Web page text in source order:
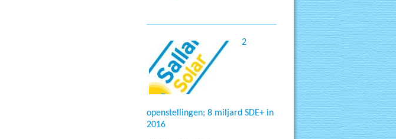
2
openstellingen; 8 miljard SDE+ in
2016